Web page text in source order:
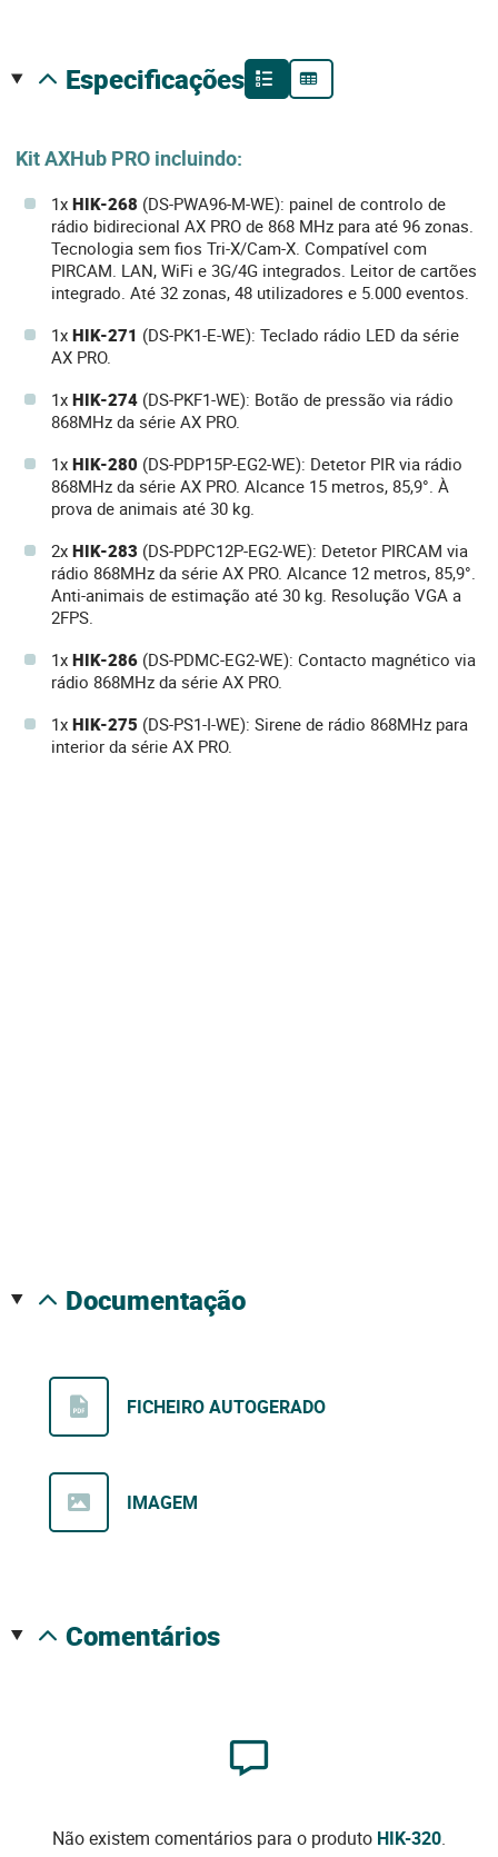
especificações
Kit AXHub PRO incluindo:
1x HIK-268 (DS-PWA96-M-WE): painel de controlo de
rádio bidirecional AX PRO de 868 MHz para até 96 zonas.
Tecnologia sem fios Tri-X/Cam-X. Compatível com
PIRCAM. LAN, WiFi e 3G/4G integrados. Leitor de cartões
integrado. Até 32 zonas, 48 utilizadores e 5.000 eventos.
1x HIK-271 (DS-PK1-E-WE): Teclado rádio LED da série
AX PRO.
1x HIK-274 (DS-PKF1-WE): Botão de pressão via rádio
868MHz da série AX PRO.
1x HIK-280 (DS-PDP15P-EG2-WE): Detetor PIR via rádio
868MHz da série AX PRO. Alcance 15 metros, 85,9°. À
prova de animais até 30 kg.
2x HIK-283 (DS-PDPC12P-EG2-WE): Detetor PIRCAM via
rádio 868MHz da série AX PRO. Alcance 12 metros, 85,9°.
Anti-animais de estimação até 30 kg. Resolução VGA a
2FPS.
1x HIK-286 (DS-PDMC-EG2-WE): Contacto magnético via
rádio 868MHz da série AX PRO.
1x HIK-275 (DS-PS1-I-WE): Sirene de rádio 868MHz para
interior da série AX PRO.
documentação
FICHEIRO AUTOGERADO
IMAGEM
comentários
Não existem comentários para o produto HIK-320.